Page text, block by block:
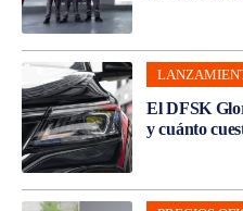
El DFSK
y cuánto